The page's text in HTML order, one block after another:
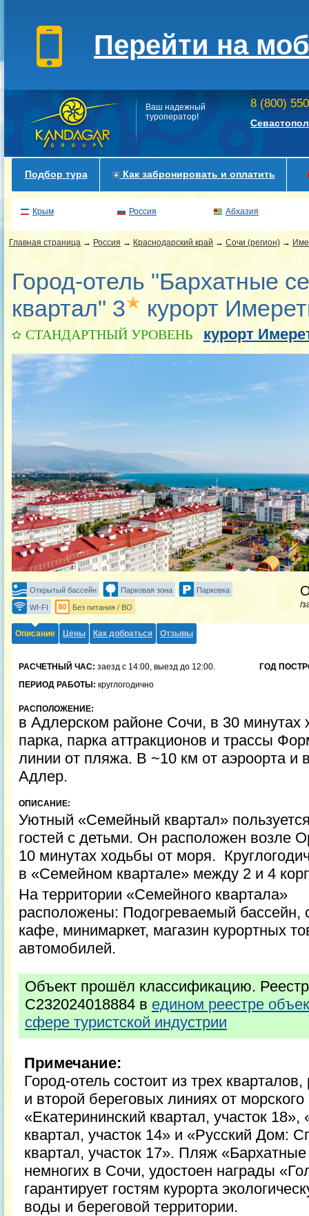
Перейти на
Ваш надежный
туроператор!
8 (800)
Подбор тура Как забронировать и оплатить
Крым Россия Абхазия
Главная страница → Россия → Краснодарский край → Сочи (регион) →
Город-отель "Бархатные
квартал" 3
курорт
СТАНДАРТНЫЙ УРОВЕНЬ курорт
Открытый бассейн Парковая зона Парковка
WI-FI Без питания / BO /
Описание Цены Как добраться Отзывы
РАСЧЕТНЫЙ ЧАС: заезд с 14:00, выезд до 12:00.
ГОД
ПЕРИОД РАБОТЫ: круглогодично
РАСПОЛОЖЕНИЕ:
в Адлерском районе Сочи, в 30 минутах
парка, парка аттракционов и трассы
линии от пляжа. В ~10 км от аэроорта и
Адлер.
ОПИСАНИЕ:
Уютный «Семейный квартал»
гостей с детьми. Он расположен возле
10 минутах ходьбы от моря.
в «Семейном квартале» между 2 и 4
На территории «Семейного квартала»
расположены: Подогреваемый бассейн,
кафе, минимаркет, магазин курортных
автомобилей.
Объект прошёл классификацию.
С232024018884 в едином реестре
сфере туристской индустрии
Примечание:
Город-отель состоит из трех
и второй береговых линиях от
«Екатерининский квартал, участок
квартал, участок 14» и «Русский Дом:
квартал, участок 17». Пляж
немногих в Сочи, удостоен награды
гарантирует гостям курорта
воды и береговой территории.